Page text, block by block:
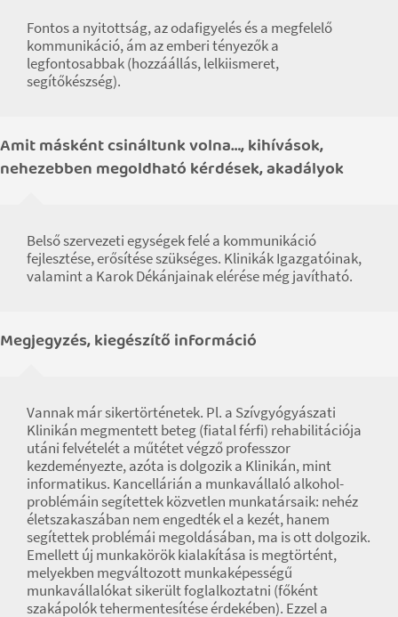
Fontos a nyitottság, az odafigyelés és a megfelelő
kommunikáció, ám az emberi tényezők a
legfontosabbak (hozzáállás, lelkiismeret,
segítőkészség).
Amit másként csináltunk volna…, kihívások,
nehezebben megoldható kérdések, akadályok
Belső szervezeti egységek felé a kommunikáció
fejlesztése, erősítése szükséges. Klinikák Igazgatóinak,
valamint a Karok Dékánjainak elérése még javítható.
Megjegyzés, kiegészítő információ
Vannak már sikertörténetek. Pl. a Szívgyógyászati
Klinikán megmentett beteg (fiatal férfi) rehabilitációja
utáni felvételét a műtétet végző professzor
kezdeményezte, azóta is dolgozik a Klinikán, mint
informatikus. Kancellárián a munkavállaló alkohol-
problémáin segítettek közvetlen munkatársaik: nehéz
életszakaszában nem engedték el a kezét, hanem
segítettek problémái megoldásában, ma is ott dolgozik.
Emellett új munkakörök kialakítása is megtörtént,
melyekben megváltozott munkaképességű
munkavállalókat sikerült foglalkoztatni (főként
szakápolók tehermentesítése érdekében). Ezzel a